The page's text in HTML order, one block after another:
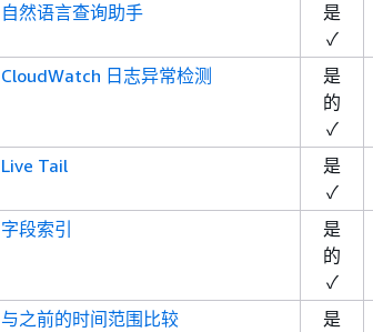
自然语言查询助手
是
✓
CloudWatch 日志异常检测
是
的
✓
Live Tail
是
✓
字段索引
是
的
✓
与之前的时间范围比较
是